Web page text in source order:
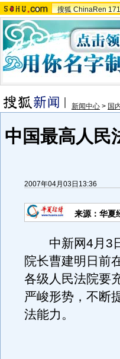
搜狐 ChinaRen
新闻中心 > 国
中国最高人民
2007年04月03日13:36
来源：华夏
中新网4月3日
院长曹建明日前
各级人民法院要
严峻形势，不断
法能力。